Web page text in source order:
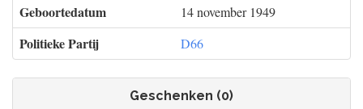
Geboortedatum 14 november 1949
Politieke Partij D66
Geschenken (0)